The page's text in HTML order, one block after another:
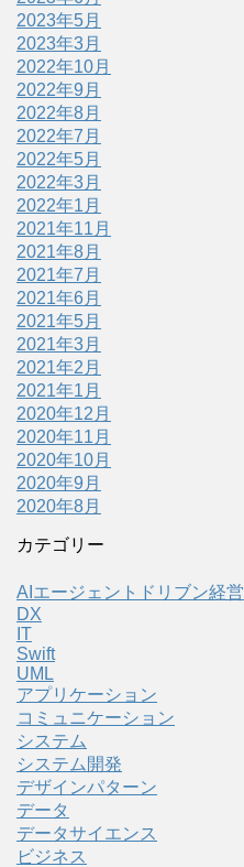
2023年5月
2023年3月
2022年10月
2022年9月
2022年8月
2022年7月
2022年5月
2022年3月
2022年1月
2021年11月
2021年8月
2021年7月
2021年6月
2021年5月
2021年3月
2021年2月
2021年1月
2020年12月
2020年11月
2020年10月
2020年9月
2020年8月
カテゴリー
AIエージェントドリブン経営
DX
IT
Swift
UML
アプリケーション
コミュニケーション
システム
システム開発
デザインパターン
データ
データサイエンス
ビジネス